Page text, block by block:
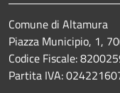
Comune di Altamura
Piazza Municipio, 1,
Codice Fiscale:
Partita IVA: